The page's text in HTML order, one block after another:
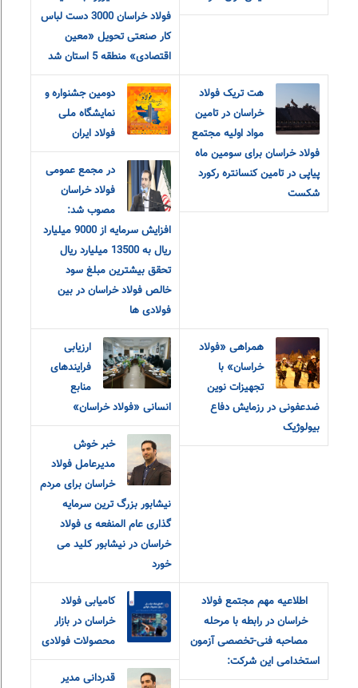
فولاد خراسان 3000 دست لباس
کار صنعتی تحویل «معین
اقتصادی» منطقه 5 استان شد
هت تریک فولاد
خراسان در تامین
مواد اولیه مجتمع
فولاد خراسان برای سومین ماه
پیاپی در تامین کنسانتره رکورد
شکست
دومین جشنواره و
نمایشگاه ملی
فولاد ایران
در مجمع عمومی
فولاد خراسان
مصوب شد:
افزایش سرمایه از 9000 میلیارد
ریال به 13500 میلیارد ریال
تحقق بیشترین مبلغ سود
خالص فولاد خراسان در بین
فولادی ها
همراهی «فولاد
خراسان» با
تجهیزات نوین
ضدعفونی در رزمایش دفاع
بیولوژیک
ارزیابی
فرایندهای
منابع
انسانی «فولاد خراسان»
خبر خوش
مدیرعامل فولاد
خراسان برای مردم
نیشابور بزرگ ترین سرمایه
گذاری عام المنفعه ی فولاد
خراسان در نیشابور کلید می
خورد
اطلاعیه مهم مجتمع فولاد
خراسان در رابطه با مرحله
مصاحبه فنی-تخصصی آزمون
استخدامی این شرکت:
کامیابی فولاد
خراسان در بازار
محصولات فولادی
قدردانی مدیر